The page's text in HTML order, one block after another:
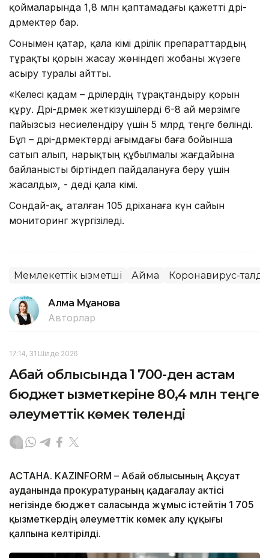
қоймаларында 1,8 млн қаптамадағы қажетті дәрі-
дәрмектер бар.
Сонымен қатар, қала әкімі дәрілік препараттардың
тұрақты қорын жасау жөніндегі жобаны жүзеге
асыру туралы айтты.
«Келесі қадам – дәрілердің тұрақтандыру қорын
құру. Дәрі-дәрмек жеткізушілерді 6-8 ай мерзімге
пайызсыз несиелендіру үшін 5 млрд теңге бөлінді.
Бұл – дәрі-дәрмектерді ағымдағы баға бойынша
сатып алып, нарықтың құбылмалы жағдайына
байланысты біртіндеп пайдалануға беру үшін
жасалды», - деді қала әкімі.
Сондай-ақ, аталған 105 дәріханаға күн сайын
мониторинг жүргізіледі.
Мемлекеттік қызметші Аймақ Коронавирус-
Алма Мұқанова
Авторлар
17:14, 31 Шілде 2026
Абай облысында 1 700-ден астам
бюджет қызметкеріне 80,4 млн теңге
әлеуметтік көмек төленді
АСТАНА. KAZINFORM – Абай облысының Ақсуат
ауданында прокуратураның қадағалау актісі
негізінде бюджет саласында жұмыс істейтін 1 705
қызметкердің әлеуметтік көмек алу құқығы
қалпына келтірілді.